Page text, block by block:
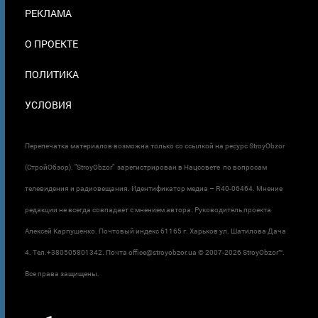
РЕКЛАМА
О ПРОЕКТЕ
ПОЛИТИКА
УСЛОВИЯ
Перепечатка материалов возможна только со ссылкой на ресурс StroyObzor
(СтройОбзор). "StroyObzor" зарегистрирован в Нацсовете по вопросам
телевидения и радиовещания. Идентификатор медиа – R40-06464. Мнение
редакции не всегда совпадает с мнением автора. Руководитель проекта
Алексей Карпушенко. Почтовый индекс 61165 г. Харьков ул. Шатилова Дача
4. Тел.+380505801342. Почта office@stroyobzor.ua © 2007-2026 StroyObzor™.
Все права защищены.